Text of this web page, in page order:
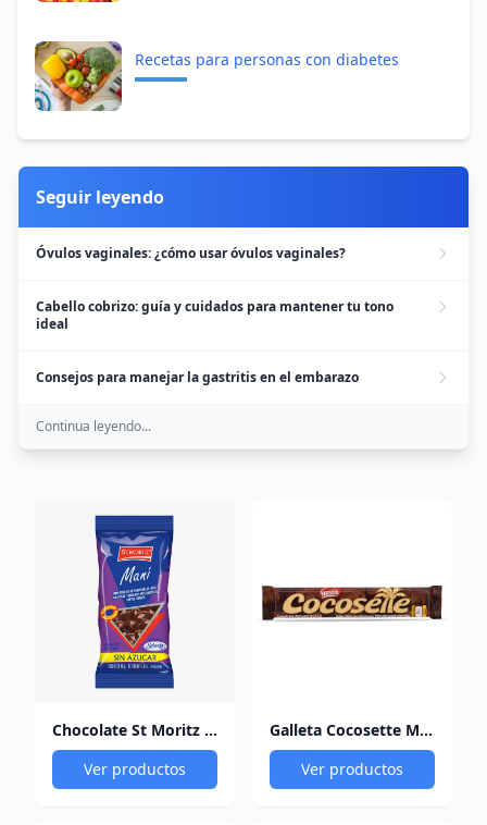
Recetas para personas con diabetes
Seguir leyendo
Óvulos vaginales: ¿cómo usar óvulos vaginales?
Cabello cobrizo: guía y cuidados para mantener tu tono
ideal
Consejos para manejar la gastritis en el embarazo
Continua leyendo...
Chocolate St Moritz Maní Con Chocolate sin Azúcar 40G
Ver productos
Galleta Cocosette Maxi 50Gr
Ver productos